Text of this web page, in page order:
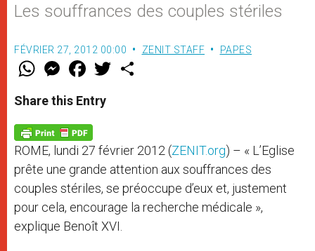
Les souffrances des couples stériles
FÉVRIER 27, 2012 00:00 ZENIT STAFF PAPES
W
t
s
p
p
M
e
s
e
g
e
r
F
a
e
b
o
k
w
Share this Entry
ROME, lundi 27 février 2012 (ZENIT.org) – « L’Eglise
prête une grande attention aux souffrances des
couples stériles, se préoccupe d’eux et, justement
pour cela, encourage la recherche médicale »,
explique Benoît XVI.